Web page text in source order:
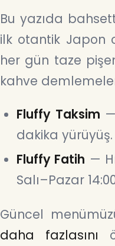
Bu yazıda
ilk otantik Japon
her gün taze
kahve
Fluffy Taksim
dakika yürüyüş.
Fluffy Fatih —
Salı–Pazar
Güncel
daha fazlasını